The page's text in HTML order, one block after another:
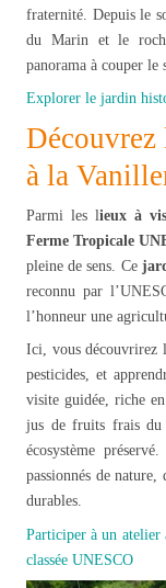
fraternité. Depuis le
du Marin et le
panorama à couper le
Explorer le jardin
Découvrez
à la
Parmi les lieux à
Ferme Tropicale
pleine de sens. Ce
reconnu par
l’honneur une
Ici, vous découvrirez
pesticides, et
visite guidée, riche
jus de fruits frais du
écosystème
passionnés de nature,
durables.
Participer à un atelier
classée UNESCO